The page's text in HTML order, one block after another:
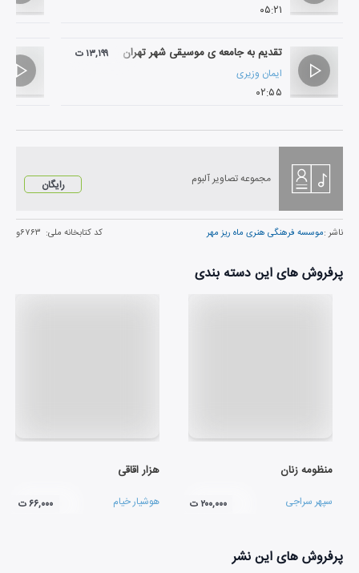
۰۵:۲۱
تقدیم به جامعه ی موسیقی شهر تهران
ایمان وزیری
۰۲:۵۵
۱۳,۱۹۹ ت
مجموعه تصاویر آلبوم رایگان
ناشر :موسسه فرهنگی هنری ماه ریز مهر کد کتابخانه ملی: ۶۷۶۳و
پرفروش های این دسته بندی
منظومه زنان
سپهر سراجی ۲۰۰,۰۰۰ ت
هزار اقاقی
هوشیار خیام ۶۶,۰۰۰ ت
پرفروش های این نشر